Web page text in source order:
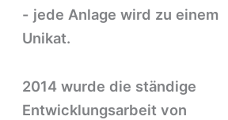
- jede Anlage wird zu einem
Unikat.
2014 wurde die ständige
Entwicklungsarbeit von